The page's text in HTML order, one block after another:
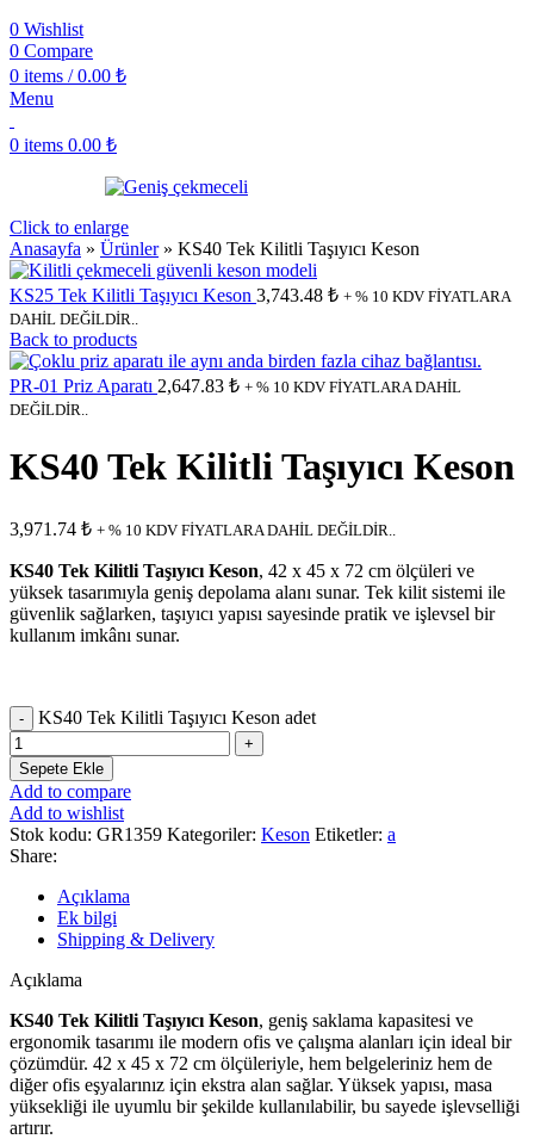
0 Wishlist
0 Compare
0 items / 0.00 ₺
Menu
0 items 0.00 ₺
Click to enlarge
Anasayfa » Ürünler» KS40 Tek Kilitli Taşıyıcı Keson
KS25 Tek Kilitli Taşıyıcı Keson 3,743.48 ₺ + % 10 KDV FİYATLARA
DAHİL DEĞİLDİR..
Back to products
PR-01 Priz Aparatı 2,647.83 ₺ + % 10 KDV FİYATLARA DAHİL
DEĞİLDİR..
KS40 Tek Kilitli Taşıyıcı Keson
3,971.74 ₺ + % 10 KDV FİYATLARA DAHİL DEĞİLDİR..
KS40 Tek Kilitli Taşıyıcı Keson, 42 x 45 x 72 cm ölçüleri ve
yüksek tasarımıyla geniş depolama alanı sunar. Tek kilit sistemi ile
güvenlik sağlarken, taşıyıcı yapısı sayesinde pratik ve işlevsel bir
kullanım imkânı sunar.
KS40 Tek Kilitli Taşıyıcı Keson adet
Sepete Ekle
Add to compare
Add to wishlist
Stok kodu: GR1359 Kategoriler: Keson Etiketler: a
Share:
Açıklama
Ek bilgi
Shipping & Delivery
Açıklama
KS40 Tek Kilitli Taşıyıcı Keson, geniş saklama kapasitesi ve
ergonomik tasarımı ile modern ofis ve çalışma alanları için ideal bir
çözümdür. 42 x 45 x 72 cm ölçüleriyle, hem belgeleriniz hem de
diğer ofis eşyalarınız için ekstra alan sağlar. Yüksek yapısı, masa
yüksekliği ile uyumlu bir şekilde kullanılabilir, bu sayede işlevselliği
artırır.